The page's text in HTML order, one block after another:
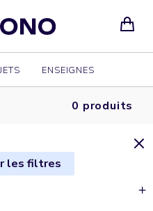
ENSEIGNES
0 produits
les filtres